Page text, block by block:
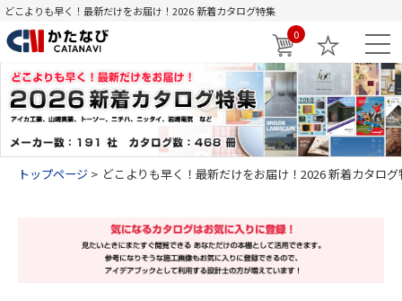
どこよりも早く！最新だけをお届け！2026 新着カタログ特集
0
トップページ どこよりも早く！最新だけをお届け！2026 新着カタログ